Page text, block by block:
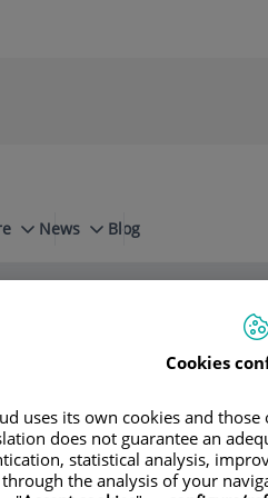
News
Blog
Cookies
uses its own cookies and
does not guarantee an
statistical analysis,
the analysis of your